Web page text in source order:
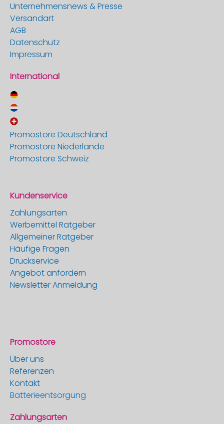
Unternehmensnews & Presse
Versandart
AGB
Datenschutz
Impressum
International
Promostore Deutschland
Promostore Niederlande
Promostore Schweiz
Kundenservice
Zahlungsarten
Werbemittel Ratgeber
Allgemeiner Ratgeber
Häufige Fragen
Druckservice
Angebot anfordern
Newsletter Anmeldung
Promostore
Über uns
Referenzen
Kontakt
Batterieentsorgung
Zahlungsarten